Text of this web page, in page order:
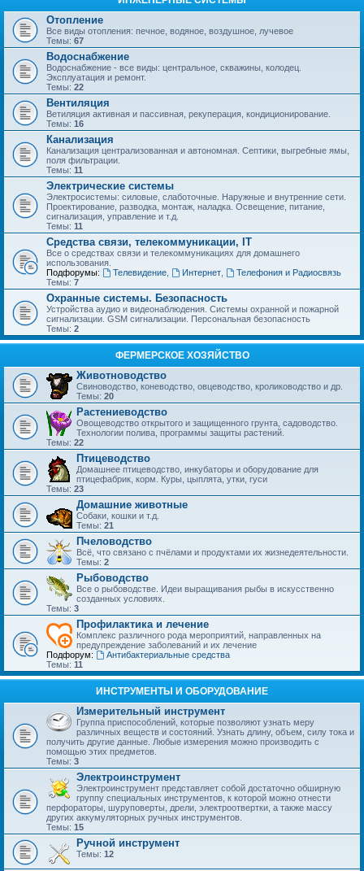
Отопление
Все виды отопления: печное, водяное, воздушное, лучевое
Темы: 67
Водоснабжение
Водоснабжение - все виды: центральное, скважины, колодец.
Эксплуатация и ремонт.
Темы: 22
Вентиляция
Ветиляция активная и пассивная, рекуперация, кондиционирование.
Темы: 16
Канализация
Канализация централизованная и автономная. Септики, выгребные ямы,
поля фильтрации.
Темы: 11
Электрические системы
Электросистемы: силовые, слаботочные. Наружные и внутренние сети.
Проектирование, разводка, монтаж, наладка. Освещение, питание,
сигнализация, управление и т.д.
Темы: 11
Средства связи, телекоммуникации, IT
Все о средствах связи и телекоммуникациях для домашнего
использования.
Подфорумы:
Телевидение, Интернет,
Телефония и Радиосвязь
Темы: 7
Охранные системы. Безопасность
Устройства аудио и видеонаблюдения. Системы охранной и пожарной
сигнализации. GSM сигнализации. Персональная безопасность
Темы: 2
ФЕРМЕРСКОЕ ХОЗЯЙСТВО
Животноводство
Свиноводство, коневодство, овцеводство, кролиководство и др.
Темы: 20
Растениеводство
Овощеводство открытого и защищенного грунта, садоводство.
Технологии полива, программы защиты растений.
Темы: 22
Птицеводство
Домашнее птицеводство, инкубаторы и оборудование для
птицефабрик, корм. Куры, цыплята, утки, гуси
Темы: 23
Домашние животные
Собаки, кошки и т.д.
Темы: 21
Пчеловодство
Всё, что связано с пчёлами и продуктами их жизнедеятельности.
Темы: 2
Рыбоводство
Все о рыбоводстве. Идеи выращивания рыбы в искусственно
созданных условиях.
Темы: 3
Профилактика и лечение
Комплекс различного рода мероприятий, направленных на
предупреждение заболеваний и их лечение
Подфорум:
Антибактериальные средства
Темы: 11
ИНСТРУМЕНТЫ И ОБОРУДОВАНИЕ
Измерительный инструмент
Группа приспособлений, которые позволяют узнать меру
различных веществ и состояний. Узнать длину, объем, силу тока и
получить другие данные. Любые измерения можно производить с
помощью этих предметов.
Темы: 3
Электроинструмент
Электроинструмент представляет собой достаточно обширную
группу специальных инструментов, к которой можно отнести
перфораторы, шуруповерты, дрели, электроотвертки, а также массу
других аккумуляторных ручных инструментов.
Темы: 15
Ручной инструмент
Темы: 12